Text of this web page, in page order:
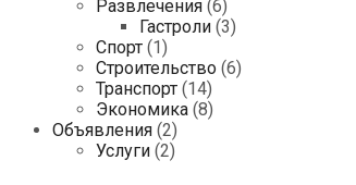
Развлечения (6)
Гастроли (3)
Спорт (1)
Строительство (6)
Транспорт (14)
Экономика (8)
Объявления (2)
Услуги (2)